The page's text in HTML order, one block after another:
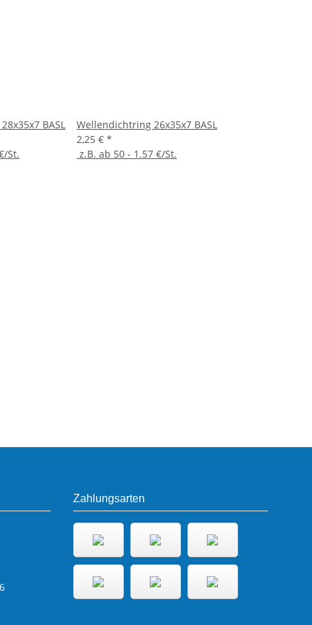
BASL
St.
Wellendichtring 26x35x7 BASL
2,25 € *
z.B. ab 50 - 1.57 €/St.
Zahlungsarten